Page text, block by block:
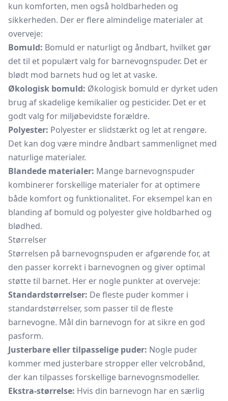
kun komforten, men også holdbarheden og
sikkerheden. Der er flere almindelige materialer at
overveje:
Bomuld: Bomuld er naturligt og åndbart, hvilket gør
det til et populært valg for barnevognspuder. Det er
blødt mod barnets hud og let at vaske.
Økologisk bomuld: Økologisk bomuld er dyrket uden
brug af skadelige kemikalier og pesticider. Det er et
godt valg for miljøbevidste forældre.
Polyester: Polyester er slidstærkt og let at rengøre.
Det kan dog være mindre åndbart sammenlignet med
naturlige materialer.
Blandede materialer: Mange barnevognspuder
kombinerer forskellige materialer for at optimere
både komfort og funktionalitet. For eksempel kan en
blanding af bomuld og polyester give holdbarhed og
blødhed.
Størrelser
Størrelsen på barnevognspuden er afgørende for, at
den passer korrekt i barnevognen og giver optimal
støtte til barnet. Her er nogle punkter at overveje:
Standardstørrelser: De fleste puder kommer i
standardstørrelser, som passer til de fleste
barnevogne. Mål din barnevogn for at sikre en god
pasform.
Justerbare eller tilpasselige puder: Nogle puder
kommer med justerbare stropper eller velcrobånd,
der kan tilpasses forskellige barnevognsmodeller.
Ekstra-størrelse: Hvis din barnevogn har en særlig